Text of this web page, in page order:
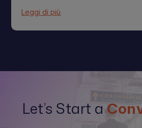
Leggi di più
Let’s Start a